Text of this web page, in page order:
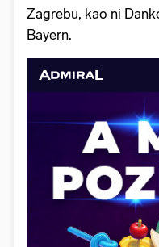
Zagrebu, kao ni
Bayern.